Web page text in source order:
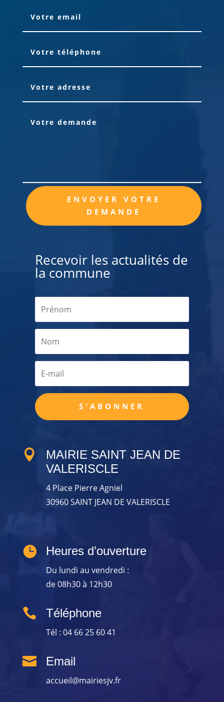
ENVOYER VOTRE
DEMANDE
Alternative:
Recevoir les actualités de
la commune
S'ABONNER

MAIRIE SAINT JEAN DE
VALERISCLE
4 Place Pierre Agniel
30960 SAINT JEAN DE VALERISCLE
 Heures d’ouverture
Du lundi au vendredi :
de 08h30 à 12h30
 Téléphone
Tél : 04 66 25 60 41
 Email
accueil@mairiesjv.fr